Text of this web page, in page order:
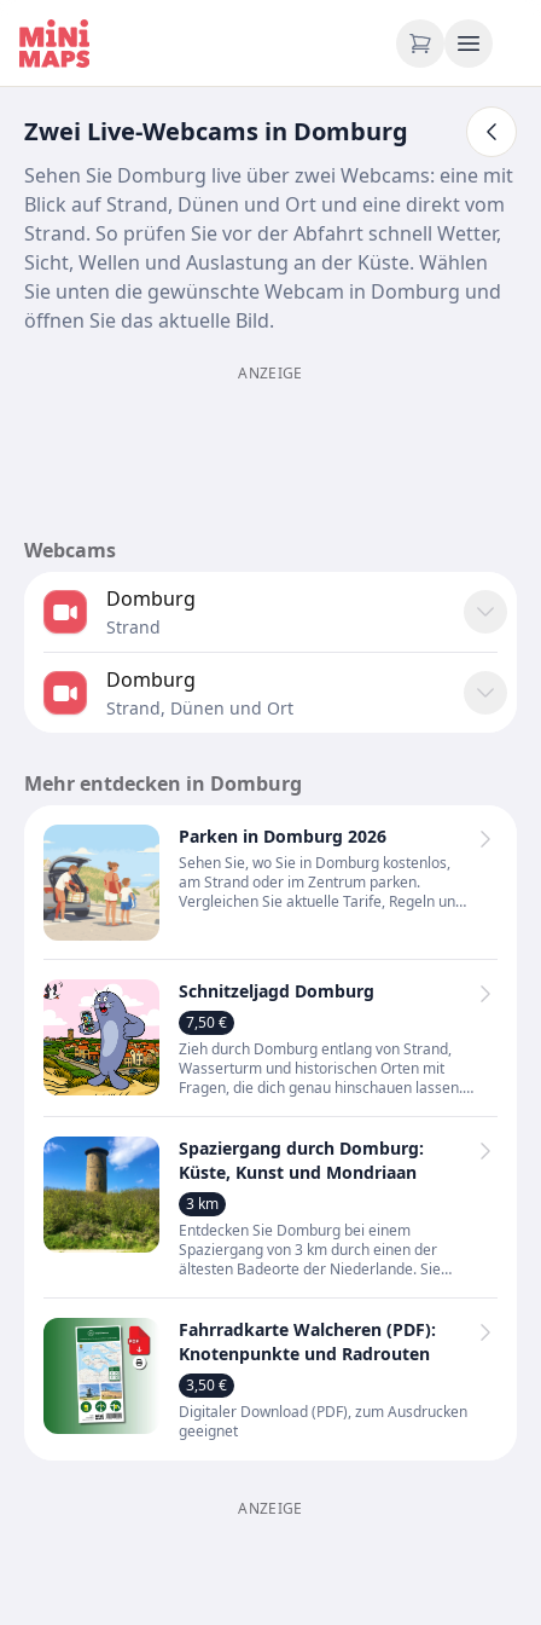
Zum Inhalt springen
Zwei Live-Webcams in Domburg
Sehen Sie Domburg live über zwei Webcams: eine mit
Blick auf Strand, Dünen und Ort und eine direkt vom
Strand. So prüfen Sie vor der Abfahrt schnell Wetter,
Sicht, Wellen und Auslastung an der Küste. Wählen
Sie unten die gewünschte Webcam in Domburg und
öffnen Sie das aktuelle Bild.
ANZEIGE
Webcams
Domburg
Strand
Domburg
Strand, Dünen und Ort
Mehr entdecken in Domburg
Parken in Domburg 2026
Sehen Sie, wo Sie in Domburg kostenlos,
am Strand oder im Zentrum parken.
Vergleichen Sie aktuelle Tarife, Regeln und
Schnitzeljagd Domburg
7,50 €
Zieh durch Domburg entlang von Strand,
Wasserturm und historischen Orten mit
Fragen, die dich genau hinschauen lassen.
Spaziergang durch Domburg:
Küste, Kunst und Mondriaan
3 km
Entdecken Sie Domburg bei einem
Spaziergang von 3 km durch einen der
ältesten Badeorte der Niederlande. Sie
Fahrradkarte Walcheren (PDF):
Knotenpunkte und Radrouten
3,50 €
Digitaler Download (PDF), zum Ausdrucken
geeignet
ANZEIGE